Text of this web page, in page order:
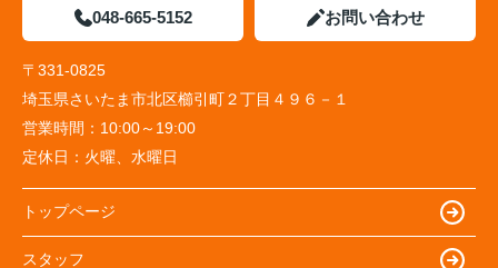
048-665-5152 お問い合わせ
〒331-0825
埼玉県さいたま市北区櫛引町２丁目４９６－１
営業時間： 10:00～19:00
定休日： 火曜、水曜日
トップページ
スタッフ